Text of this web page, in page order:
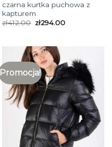
czarna kurtka puchowa z
kapturem
zł412.00 zł294.00
Promocja!